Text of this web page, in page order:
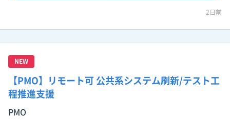
2日前
NEW
【PMO】リモート可 公共系システム刷新/テスト工
程推進支援
PMO